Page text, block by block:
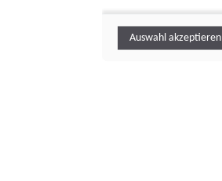
Auswahl akzeptieren